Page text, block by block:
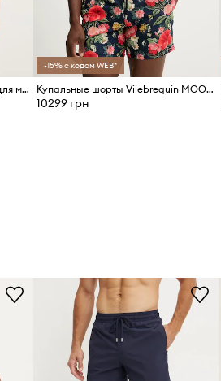
Vilebrequin купальные шорты для мужчин MOOREA
-15% с кодом WEB*
Купальные шорты Vilebrequin MOOREA
10299 грн